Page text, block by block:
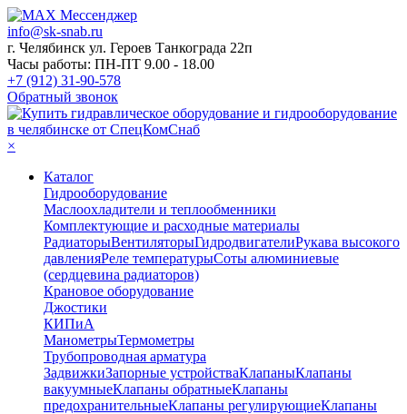
info@sk-snab.ru
г. Челябинск ул. Героев Танкограда 22п
Часы работы: ПН-ПТ 9.00 - 18.00
+7 (912) 31-90-578
Обратный звонок
×
Каталог
Гидрооборудование
Маслоохладители и теплообменники
Комплектующие и расходные материалы
РадиаторыВентиляторыГидродвигателиРукава высокого
давленияРеле температурыСоты алюминиевые
(сердцевина радиаторов)
Крановое оборудование
Джостики
КИПиА
МанометрыТермометры
Трубопроводная арматура
ЗадвижкиЗапорные устройстваКлапаныКлапаны
вакуумныеКлапаны обратныеКлапаны
предохранительныеКлапаны регулирующиеКлапаны